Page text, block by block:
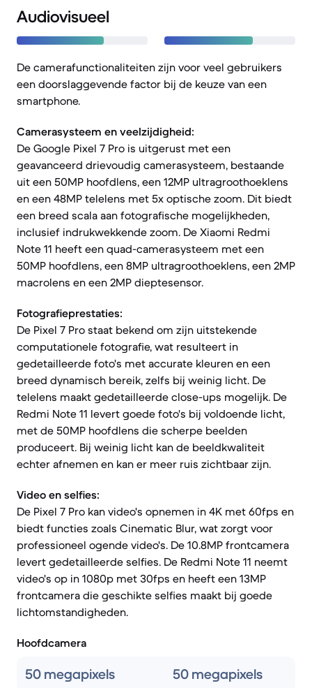
Audiovisueel
De camerafunctionaliteiten zijn voor veel gebruikers
een doorslaggevende factor bij de keuze van een
smartphone.
Camerasysteem en veelzijdigheid:
De Google Pixel 7 Pro is uitgerust met een
geavanceerd drievoudig camerasysteem, bestaande
uit een 50MP hoofdlens, een 12MP ultragroothoeklens
en een 48MP telelens met 5x optische zoom. Dit biedt
een breed scala aan fotografische mogelijkheden,
inclusief indrukwekkende zoom. De Xiaomi Redmi
Note 11 heeft een quad-camerasysteem met een
50MP hoofdlens, een 8MP ultragroothoeklens, een 2MP
macrolens en een 2MP dieptesensor.
Fotografieprestaties:
De Pixel 7 Pro staat bekend om zijn uitstekende
computationele fotografie, wat resulteert in
gedetailleerde foto's met accurate kleuren en een
breed dynamisch bereik, zelfs bij weinig licht. De
telelens maakt gedetailleerde close-ups mogelijk. De
Redmi Note 11 levert goede foto's bij voldoende licht,
met de 50MP hoofdlens die scherpe beelden
produceert. Bij weinig licht kan de beeldkwaliteit
echter afnemen en kan er meer ruis zichtbaar zijn.
Video en selfies:
De Pixel 7 Pro kan video's opnemen in 4K met 60fps en
biedt functies zoals Cinematic Blur, wat zorgt voor
professioneel ogende video's. De 10.8MP frontcamera
levert gedetailleerde selfies. De Redmi Note 11 neemt
video's op in 1080p met 30fps en heeft een 13MP
frontcamera die geschikte selfies maakt bij goede
lichtomstandigheden.
Hoofdcamera
50 megapixels 50 megapixels